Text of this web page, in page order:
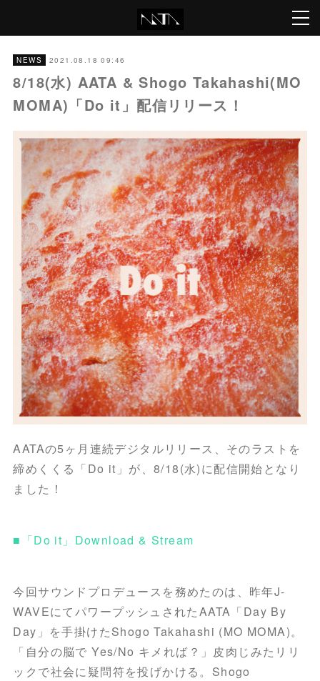
NEWS 2021.08.18 09:46
8/18(水) AATA & Shogo Takahashi(MO
MOMA)「Do it」配信リリース！
AATAの5ヶ月連続デジタルリリース、そのラストを
締めくくる「Do it」が、8/18(水)に配信開始となり
ました！
■「Do it」Download & Stream
今回サウンドプロデュースを務めたのは、昨年J-
WAVEにてパワープッシュされたAATA「Day By
Day」を手掛けたShogo Takahashi (MO MOMA)。
「自分の脳で Yes/No キメれば？」皮肉じみたリリ
ックで社会に疑問符を投げかける。Shogo